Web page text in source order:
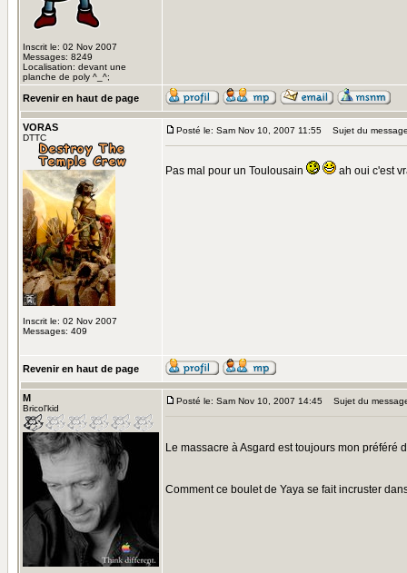
Inscrit le: 02 Nov 2007
Messages: 8249
Localisation: devant une
planche de poly ^_^;
Revenir en haut de page
VORAS
DTTC
Inscrit le: 02 Nov 2007
Messages: 409
Posté le: Sam Nov 10, 2007 11:55 Sujet du
Pas mal pour un Toulousain ah oui c'est
Revenir en haut de page
M
Bricol'kid
Posté le: Sam Nov 10, 2007 14:45 Sujet du
Le massacre à Asgard est toujours mon
Comment ce boulet de Yaya se fait incruster